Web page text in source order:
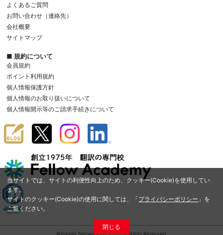
当サイトでは、サイトの利便性向上のため、クッキー(Cookie)を使用してい
ます。
サイトのクッキー(Cookie)の使用に関しては、「プライバシーポリシー 」を
ご覧ください。
閉じる
よくあるご質問
お問い合わせ（連絡先）
会社概要
サイトマップ
■ 規約について
会員規約
ポイント利用規約
個人情報保護方針
個人情報のお取り扱いについて
個人情報開示等のご請求手続きについて
©Amelia Network Co.,Ltd. All Rights Reserved.